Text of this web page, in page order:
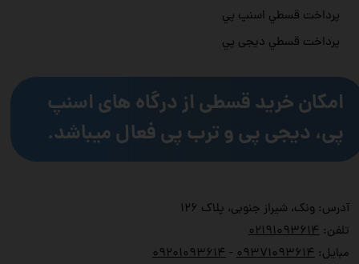
آدرس: ونک، شیراز جنوبی، پلاک ۱۲۶
تلفن:
۰۲۱۹۱۰۹۳۶۱۴
مبایل:
۰۹۳۷۱۰۹۳۶۱۴ - ۰۹۲۰۱۰۹۳۶۱۴
پرداخت قسطي اسنپ پي
پرداخت قسطي دیجی پي
امکان خرید قسطی از درگاه های اسنپ
پی، دیجی پی و ترب پی فعال میباشد.